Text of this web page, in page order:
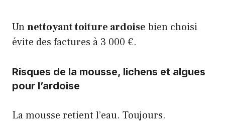
Unnettoyant toiture ardoise bien choisi
évite des factures à 3 000 €.
Risques de la mousse, lichens et algues
pour l’ardoise
La mousse retient l’eau. Toujours.